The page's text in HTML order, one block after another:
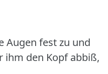
Augen fest zu und
ihm den Kopf abbiß,